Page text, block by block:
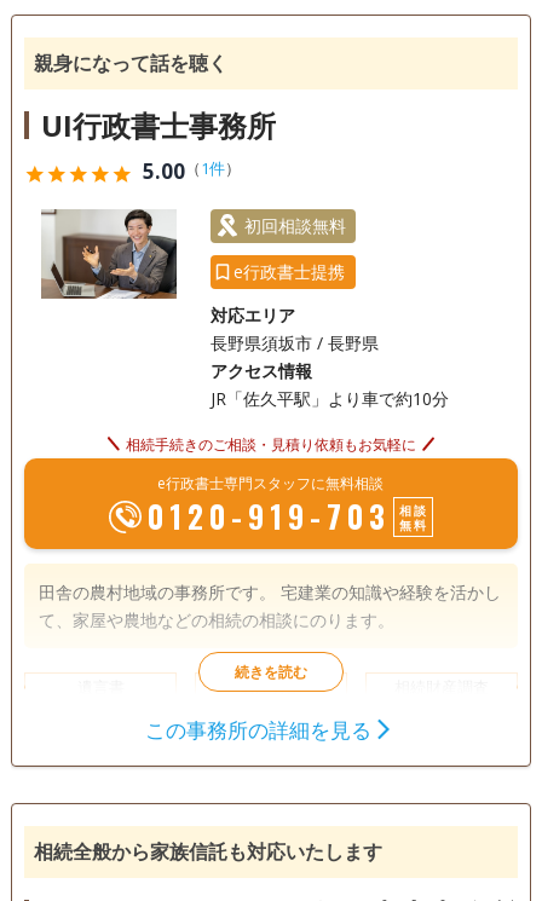
任意後見人、そしてお亡くなりになった後の納骨、相続手続
きまでをワンストップでサポートさせていただきます。
銀行手続き
戸籍収集 相続人調査
電話相談可 訪問可 女性スタッフ対応可 土日相談可
初回相談無料 18時以降相談可
親身になって話を聴く
UI行政書士事務所
starstarstarstarstar 5.00（1件）
初回相談無料
e行政書士提携
対応エリア
長野県須坂市 / 長野県
アクセス情報
JR「佐久平駅」より車で約10分
相続手続きのご相談・見積り依頼もお気軽に
e行政書士専門スタッフに無料相談
0120-919-703
相談
無料
田舎の農村地域の事務所です。 宅建業の知識や経験を活かし
て、家屋や農地などの相続の相談にのります。
遺産分割
銀行手続き
相続人調査
電話相談可 訪問可 土日相談可 初回相談無料
この事務所の詳細を見る
相続全般から家族信託も対応いたします